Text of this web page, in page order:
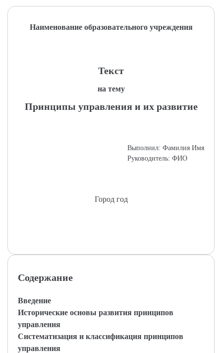
Наименование образовательного учреждения
Текст
на тему
Принципы управления и их развитие
Выполнил: Фамилия Имя
Руководитель: ФИО
Город год
Содержание
Введение
Исторические основы развития принципов
управления
Систематизация и классификация принципов
управления